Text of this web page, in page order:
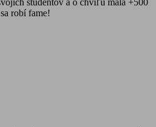
robí fame!